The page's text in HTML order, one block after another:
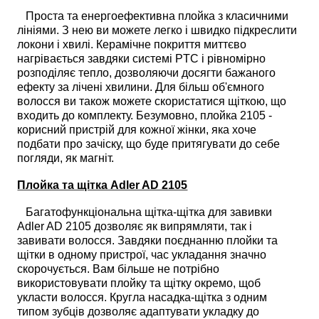
Проста та енергоефективна плойка з класичними
лініями. З нею ви можете легко і швидко підкреслити
локони і хвилі. Керамічне покриття миттєво
нагрівається завдяки системі PTC і рівномірно
розподіляє тепло, дозволяючи досягти бажаного
ефекту за лічені хвилини. Для більш об'ємного
волосся ви також можете скористатися щіткою, що
входить до комплекту. Безумовно, плойка 2105 -
корисний пристрій для кожної жінки, яка хоче
подбати про зачіску, що буде притягувати до себе
погляди, як магніт.
Плойка та щітка Adler AD 2105
Багатофункціональна щітка-щітка для завивки
Adler AD 2105 дозволяє як випрямляти, так і
завивати волосся. Завдяки поєднанню плойки та
щітки в одному пристрої, час укладання значно
скорочується. Вам більше не потрібно
використовувати плойку та щітку окремо, щоб
укласти волосся. Кругла насадка-щітка з одним
типом зубців дозволяє адаптувати укладку до